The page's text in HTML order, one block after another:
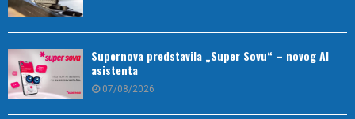
Supernova predstavila „Super Sovu“ – novog AI
asistenta
07/08/2026